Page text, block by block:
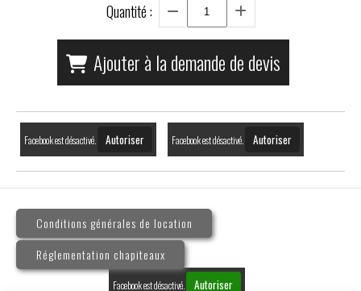
Quantité :
Ajouter à la demande de devis
Facebook est désactivé. Autoriser Facebook est désactivé. Autoriser
Conditions générales de location
Réglementation chapiteaux
Facebook est désactivé. Autoriser